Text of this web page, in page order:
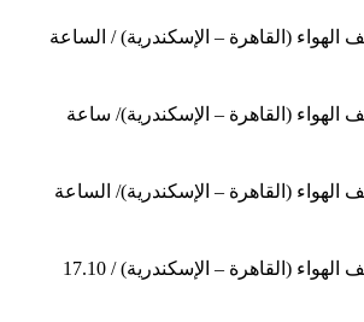
919 مكيف الهواء (القاهرة – الإسكندرية) / الساعة
915 مكيف الهواء (القاهرة – الإسكندرية)/ ساعة
921 مكيف الهواء (القاهرة – الإسكندرية)/ الساعة
قطار رقم 925 مكيف الهواء (القاهرة – الإسكندرية) / 17.10